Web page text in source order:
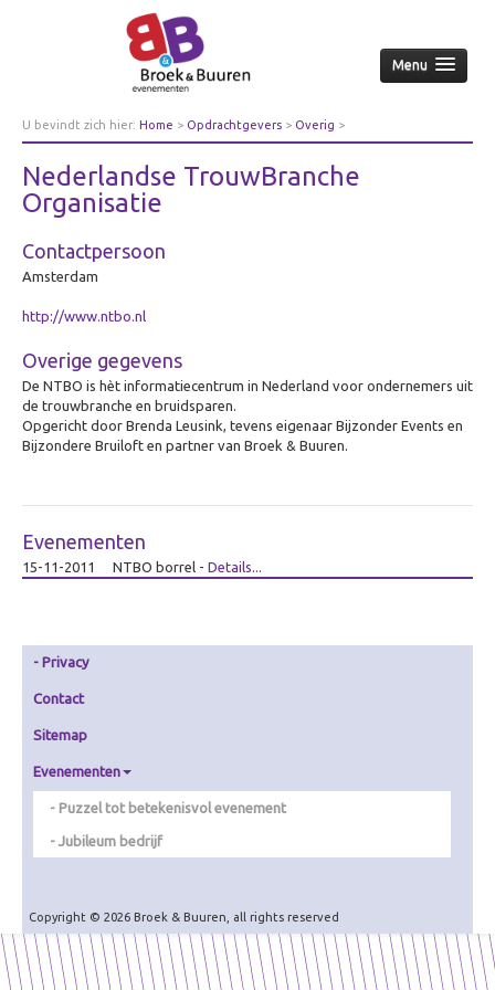
Menu
Aanpak
Nieuws & achtergrond
Wie
Opdrachtgevers
Over opdrachtgevers
Bedrijfsleven
Culturele sector
Zorg
Overig
Betekenisvol cadeau
Over Ervaring creëren
Live Beamen & Fotografie
Sneltekenen
U bevindt zich hier: Home > Opdrachtgevers > Overig >
Nederlandse TrouwBranche Organisatie
Nederlandse TrouwBranche
Organisatie
Contactpersoon
Amsterdam
http://www.ntbo.nl
Overige gegevens
De NTBO is hèt informatiecentrum in Nederland voor ondernemers uit
de trouwbranche en bruidsparen.
Opgericht door Brenda Leusink, tevens eigenaar Bijzonder Events en
Bijzondere Bruiloft en partner van Broek & Buuren.
Evenementen
15-11-2011 NTBO borrel - Details...
Privacy
Contact
Sitemap
Evenementen
Puzzel tot betekenisvol evenement
Jubileum bedrijf
Copyright © 2026 Broek & Buuren, all rights reserved